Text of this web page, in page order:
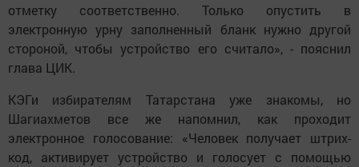
отметку соответственно. Только опустить в
электронную урну заполненный бланк нужно другой
стороной, чтобы устройство его считало», - пояснил
глава ЦИК.
КЭГи избирателям Татарстана уже знакомы, но
Шагиахметов все же напомнил, как проходит
электронное голосование: «Человек получает штрих-
код, активирует устройство и голосует с помощью